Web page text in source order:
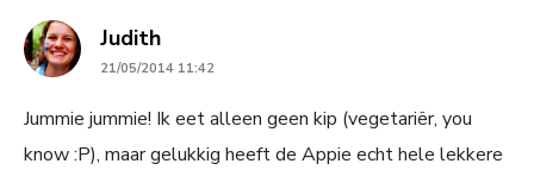
Judithsays:
21/05/2014 11:42
Jummie jummie! Ik eet alleen geen kip (vegetariër, you
know :P), maar gelukkig heeft de Appie echt hele lekkere